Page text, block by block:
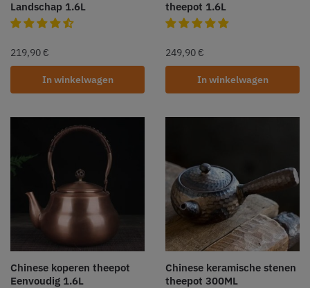
Landschap 1.6L
219,90 €
In winkelwagen
theepot 1.6L
249,90 €
In winkelwagen
Chinese koperen theepot
Eenvoudig 1.6L
Chinese keramische stenen
theepot 300ML